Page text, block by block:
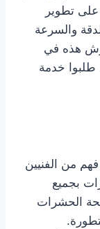
على تطوير
والسرعة
هذه في
طلبوا خدمة
من الفنيين
بجميع
الحشرات